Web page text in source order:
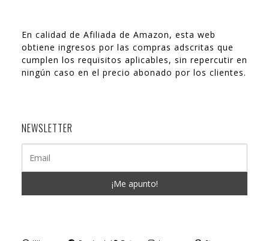
En calidad de Afiliada de Amazon, esta web
obtiene ingresos por las compras adscritas que
cumplen los requisitos aplicables, sin repercutir en
ningún caso en el precio abonado por los clientes.
NEWSLETTER